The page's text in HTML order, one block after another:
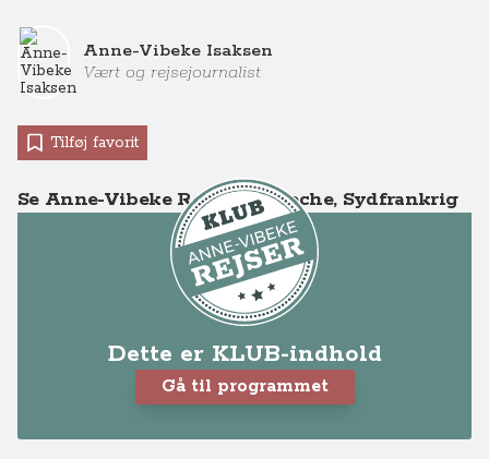
Anne-Vibeke Isaksen
Vært og rejsejournalist
Tilføj favorit
Se Anne-Vibeke Rejser - Ardeche, Sydfrankrig
Dette er KLUB-indhold
Gå til programmet